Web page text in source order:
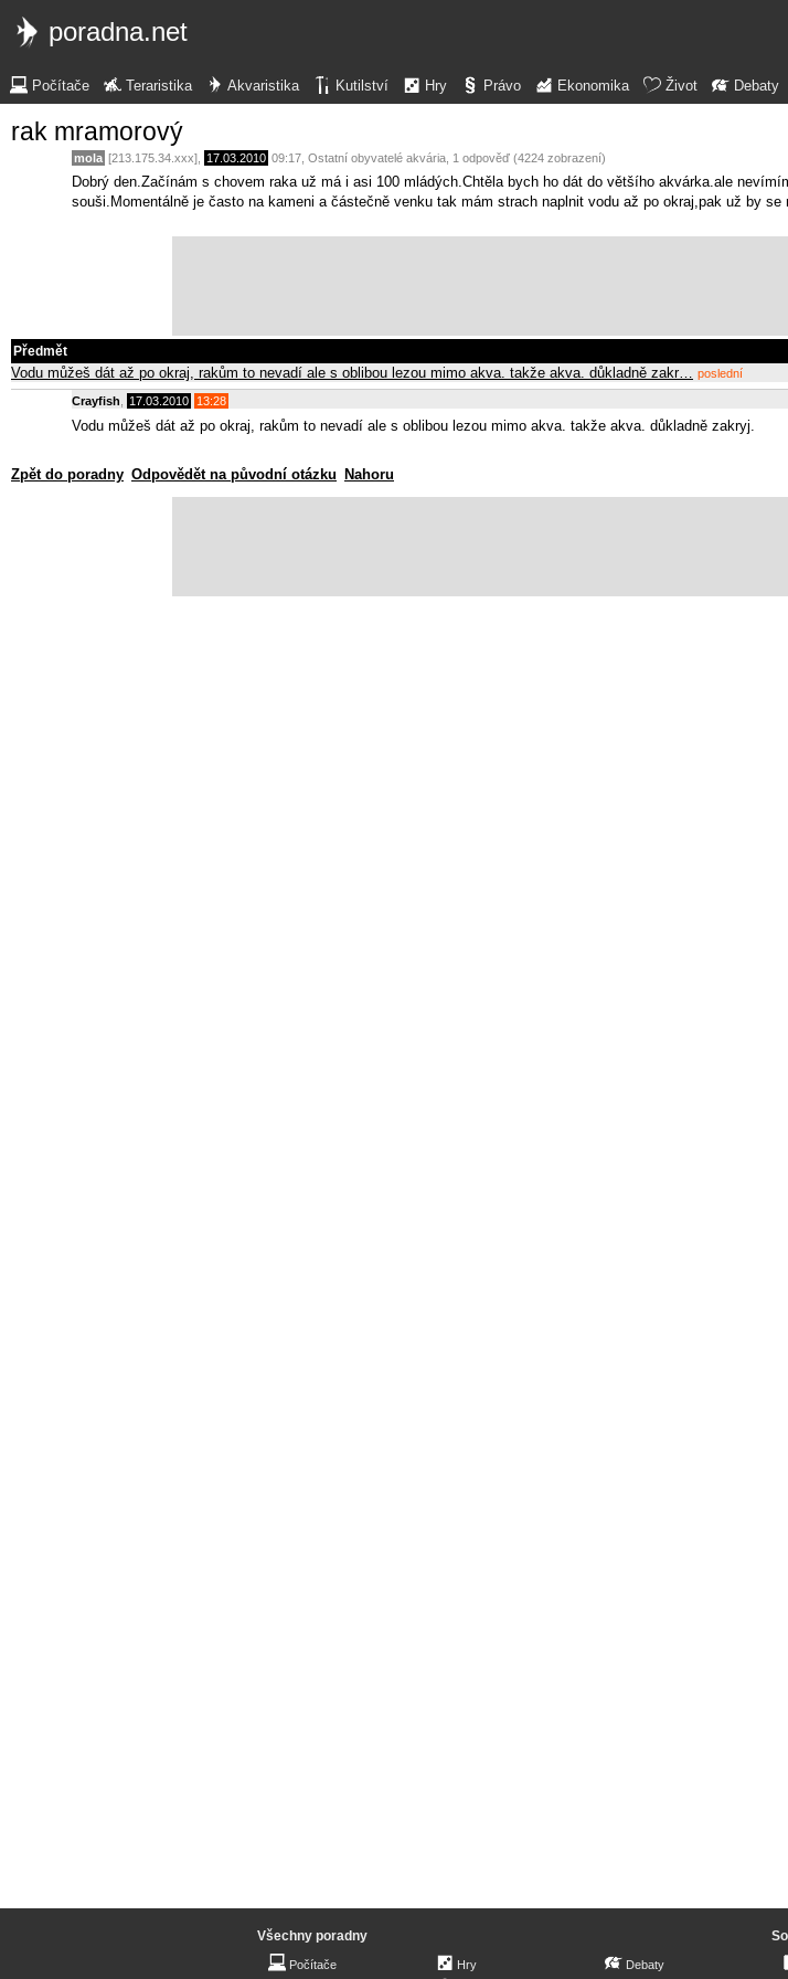
poradna.net
Počítače Teraristika Akvaristika Kutilství Hry Právo Ekonomika Život Debaty
rak mramorový
mola [213.175.34.xxx], 17.03.2010 09:17 Ostatní obyvatelé akvária , 1 odpověď (4224 zobrazení)
Dobrý den.Začínám s chovem raka už má i asi 100 mládých.Chtěla bych ho dát do většího akvárka.ale
souši.Momentálně je často na kameni a částečně venku tak mám strach naplnit vodu až po okraj,pak už by se
Předmět
Vodu můžeš dát až po okraj, rakům to nevadí ale s oblibou lezou mimo akva. takže akva. důkladně zakr… poslední
Crayfish 17.03.2010 13:28
Vodu můžeš dát až po okraj, rakům to nevadí ale s oblibou lezou mimo akva. takže akva. důkladně zakryj.
Zpět do poradny Odpovědět na původní otázku Nahoru
Všechny poradny
Počítače Hry Debaty